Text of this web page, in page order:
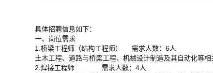
具体招聘信息如下：
一、岗位需求
1.桥梁工程师（结构工程师） 需求人数：6人
土木工程、道路与桥梁工程、机械设计制造及其自动化等相
2.焊接工程师 需求人数：4人